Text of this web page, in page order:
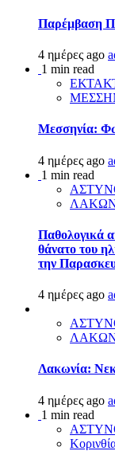
Παρέμβαση
4 ημέρες ago
1 min read
Μεσσηνία:
4 ημέρες ago
1 min read
Παθολογικά
θάνατο του
την
4 ημέρες ago
Λακωνία:
4 ημέρες ago
1 min read